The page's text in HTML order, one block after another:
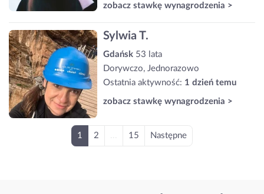
zobacz stawkę wynagrodzenia >
Sylwia T.
Gdańsk 53 lata
Dorywczo, Jednorazowo
Ostatnia aktywność: 1 dzień temu
zobacz stawkę wynagrodzenia >
1 2 15 Następne